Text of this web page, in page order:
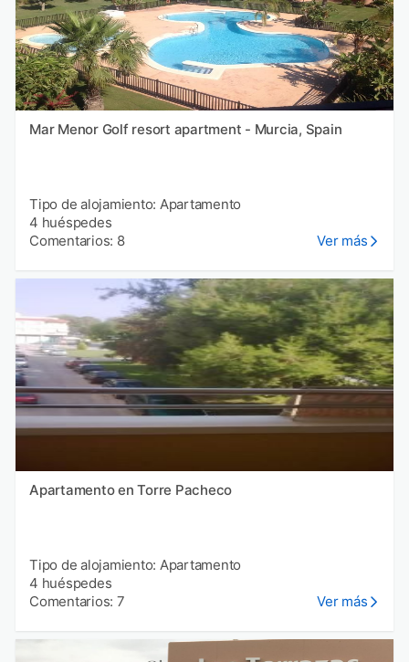
Mar Menor Golf resort apartment - Murcia, Spain
Tipo de alojamiento: Apartamento
4 huéspedes
Comentarios: 8
Ver más
Apartamento en Torre Pacheco
Tipo de alojamiento: Apartamento
4 huéspedes
Comentarios: 7
Ver más